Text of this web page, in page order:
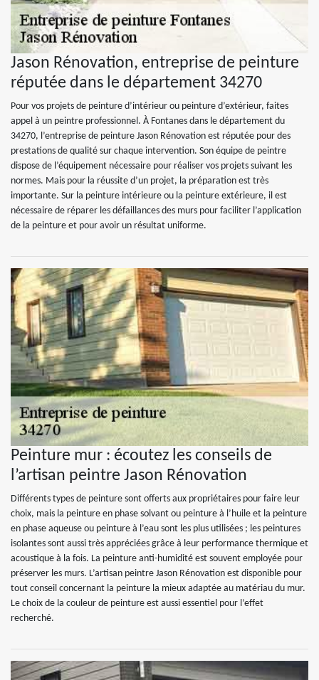
Jason Rénovation, entreprise de peinture
réputée dans le département 34270
Pour vos projets de peinture d’intérieur ou peinture d’extérieur, faites
appel à un peintre professionnel. À Fontanes dans le département du
34270, l’entreprise de peinture Jason Rénovation est réputée pour des
prestations de qualité sur chaque intervention. Son équipe de peintre
dispose de l’équipement nécessaire pour réaliser vos projets suivant les
normes. Mais pour la réussite d’un projet, la préparation est très
importante. Sur la peinture intérieure ou la peinture extérieure, il est
nécessaire de réparer les défaillances des murs pour faciliter l’application
de la peinture et pour avoir un résultat uniforme.
Peinture mur : écoutez les conseils de
l’artisan peintre Jason Rénovation
Différents types de peinture sont offerts aux propriétaires pour faire leur
choix, mais la peinture en phase solvant ou peinture à l’huile et la peinture
en phase aqueuse ou peinture à l’eau sont les plus utilisées ; les peintures
isolantes sont aussi très appréciées grâce à leur performance thermique et
acoustique à la fois. La peinture anti-humidité est souvent employée pour
préserver les murs. L’artisan peintre Jason Rénovation est disponible pour
tout conseil concernant la peinture la mieux adaptée au matériau du mur.
Le choix de la couleur de peinture est aussi essentiel pour l’effet
recherché.